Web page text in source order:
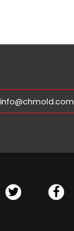
info@chmold.com